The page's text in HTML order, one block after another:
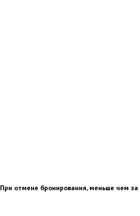
При отмене бронирования, меньше чем